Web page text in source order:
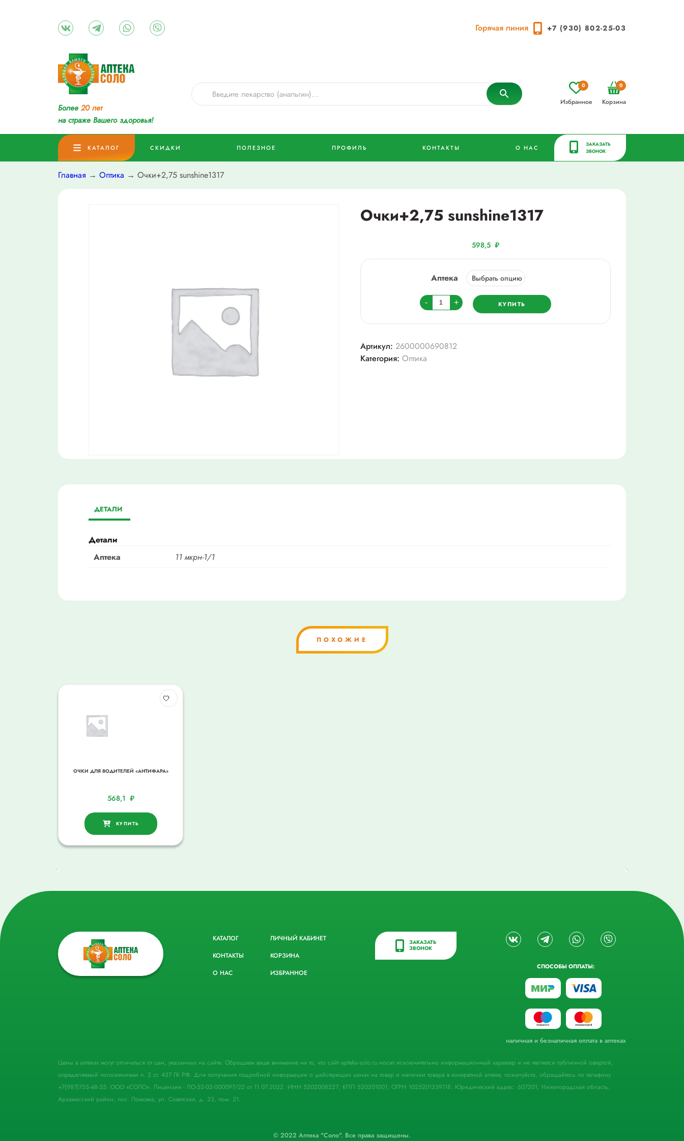
Горячая линия +7 (930) 802-25-03
Более 20 лет
на страже Вашего здоровья!
Избранное
0
Корзина
0
КАТАЛОГ СКИДКИ ПОЛЕЗНОЕ ПРОФИЛЬ КОНТАКТЫ О НАС
ЗАКАЗАТЬ
ЗВОНОК
Главная → Оптика → Очки+2,75 sunshine1317
Очки+2,75 sunshine1317
598,5 ₽
Аптека
-
Количество
товара
Очки+2,75
+ КУПИТЬ
Артикул: 2600000690812
Категория: Оптика
ДЕТАЛИ
Детали
Аптека
11 мкрн-1/1
ПОХОЖИЕ
ОЧКИ ДЛЯ ВОДИТЕЛЕЙ «АНТИФАРА»
568,1 ₽
КУПИТЬ
КАТАЛОГ
КОНТАКТЫ
О НАС
ЛИЧНЫЙ КАБИНЕТ
КОРЗИНА
ИЗБРАННОЕ
ЗАКАЗАТЬ
ЗВОНОК
СПОСОБЫ ОПЛАТЫ:
наличная и безналичная оплата в аптеках
Цены в аптеках могут отличаться от цен, указанных на сайте. Обращаем ваше внимание на то, что сайт apteka-solo.ru носит исключительно информационный характер и не является публичной офертой,
определяемой положениями п. 2 ст. 437 ГК РФ. Для получения подробной информации о действующих ценах на товар и наличии товара в конкретной аптеке, пожалуйста, обращайтесь по телефону
+7(987)755-48-55. ООО «СОЛО». Лицензия - ЛО-52-02-000097/22 от 11.07.2022. ИНН 5202008227; КПП 520201001; ОГРН 1025201339118. Юридический адрес: 607201, Нижегородская область,
Арзамасский район, пос. Ломовка, ул. Советская, д. 33, пом. 21.
© 2022 Аптека "Соло". Все права защищены.